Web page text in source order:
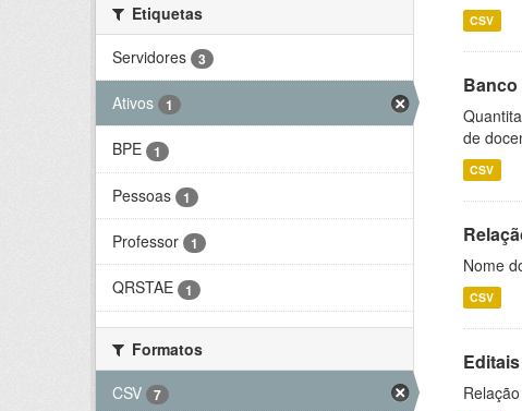
Etiquetas
Servidores
3
Ativos 1
BPE 1
Pessoas 1
Professor 1
QRSTAE 1
Formatos
CSV
7
CSV
de
CSV
Nome
CSV